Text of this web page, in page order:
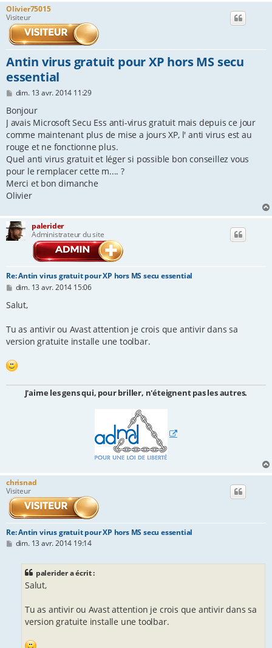
Olivier75015
Visiteur
Antin virus gratuit pour XP hors MS secu
essential
M
s
a
g
e
dim. 13 avr. 2014 11:29
Bonjour
J avais Microsoft Secu Ess anti-virus gratuit mais depuis ce jour
comme maintenant plus de mise a jours XP, l' anti virus est au
rouge et ne fonctionne plus.
Quel anti virus gratuit et léger si possible bon conseillez vous
pour le remplacer cette m.... ?
Merci et bon dimanche
Olivier
palerider
Administrateur du site
Re: Antin virus gratuit pour XP hors MS secu essential
M
s
g
e
dim. 13 avr. 2014 15:06
Salut,
Tu as antivir ou Avast attention je crois que antivir dans sa
version gratuite installe une toolbar.
J'aime les gens qui, pour briller, n'éteignent pas les autres.
chrisnad
Visiteur
Re: Antin virus gratuit pour XP hors MS secu essential
M
dim. 13 avr. 2014 19:14
palerider a écrit :
Salut,
Tu as antivir ou Avast attention je crois que antivir dans sa
version gratuite installe une toolbar.